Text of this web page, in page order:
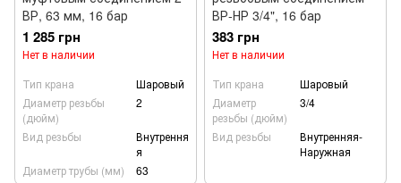
ВР, 63 мм, 16 бар
1 285 грн
Нет в наличии
Тип крана
Шаровый
Диаметр резьбы
(дюйм)
2
Вид резьбы
Внутрення
я
Диаметр трубы (мм)
63
ВР-НР 3/4", 16 бар
383 грн
Нет в наличии
Тип крана
Шаровый
Диаметр
резьбы (дюйм)
3/4
Вид резьбы
Внутренняя-
Наружная